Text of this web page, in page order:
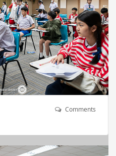
Comments